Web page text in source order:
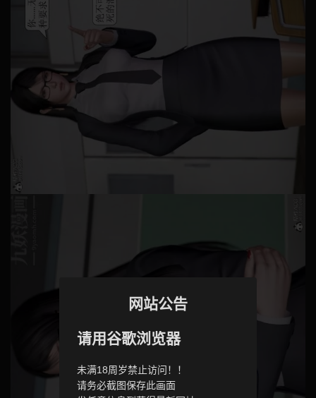
网站公告
请用谷歌浏览器
未满18周岁禁止访问！！
请务必截图保存此画面